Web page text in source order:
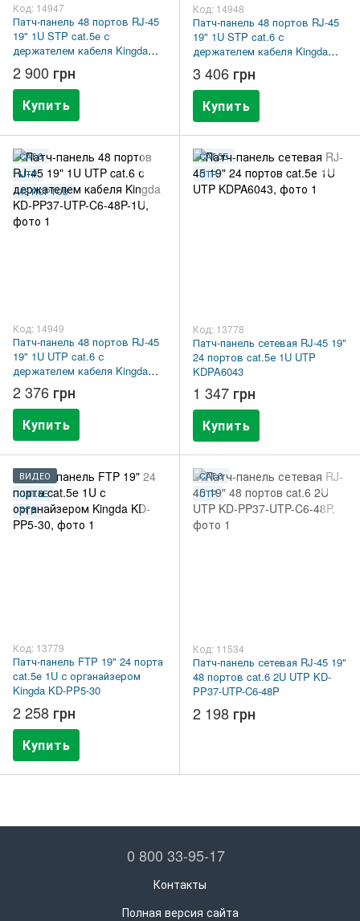
Код: 14947
Патч-панель 48 портов RJ-45
19" 1U STP cat.5e с
держателем кабеля Kingda
KD-PP67-STP-C5E-48P
2 900 грн
Купить
Код: 14948
Патч-панель 48 портов RJ-45
19" 1U STP cat.6 с
держателем кабеля Kingda
KD-PP67-STP-C6-48P
3 406 грн
Купить
CAT.6
UTP
48 ПОРТОВ
Код: 14949
Патч-панель 48 портов RJ-45
19" 1U UTP cat.6 с
держателем кабеля Kingda
KD-PP37-UTP-C6-48P-1U
2 376 грн
Купить
CAT.5E
UTP
Код: 13778
Патч-панель сетевая RJ-45 19"
24 портов cat.5е 1U UTP
KDPA6043
1 347 грн
Купить
ВИДЕО
CAT.5E
FTP
Код: 13779
Патч-панель FTP 19" 24 порта
cat.5e 1U с органайзером
Kingda KD-PP5-30
2 258 грн
Купить
CAT.6
UTP
Код: 11534
Патч-панель сетевая RJ-45 19"
48 портов cat.6 2U UTP KD-
PP37-UTP-C6-48P
2 198 грн
0 800 33-95-17
Контакты
Полная версия сайта